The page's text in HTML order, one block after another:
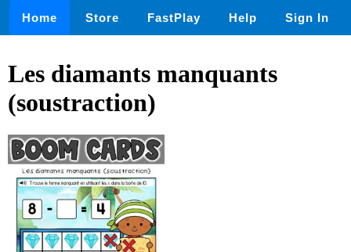
Home Store FastPlay Help Sign In
Les diamants manquants
(soustraction)